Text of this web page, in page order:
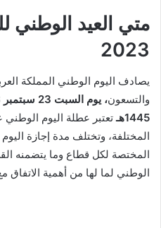
2023
يصادف اليوم الوطني المملكة
والتسعون
1445هـ
تعتبر عطلة اليوم
المختلفة، وتختلف مدة إجازة
المختصة لكل قطاع وما يتضمنه
الوطني لما لها من أهمية الاتفاق